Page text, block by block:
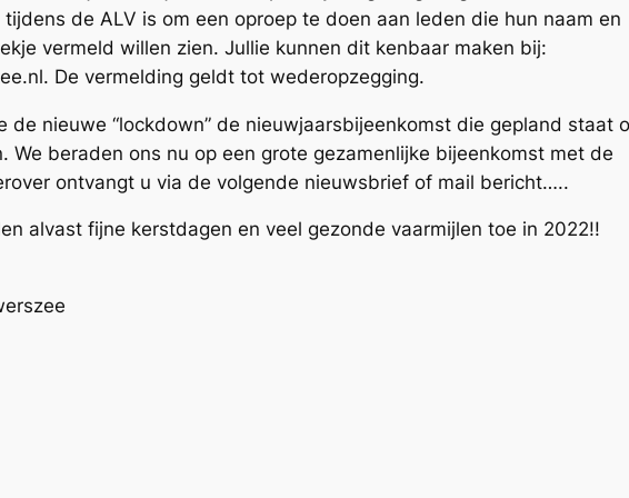
de ALV is om een oproep te doen aan leden die hun naam en
vermeld willen zien. Jullie kunnen dit kenbaar maken bij:
De vermelding geldt tot wederopzegging.
de nieuwe “lockdown” de nieuwjaarsbijeenkomst die gepland staat
We beraden ons nu op een grote gezamenlijke bijeenkomst met de
ontvangt u via de volgende nieuwsbrief of mail bericht…..
alvast fijne kerstdagen en veel gezonde vaarmijlen toe in 2022!!